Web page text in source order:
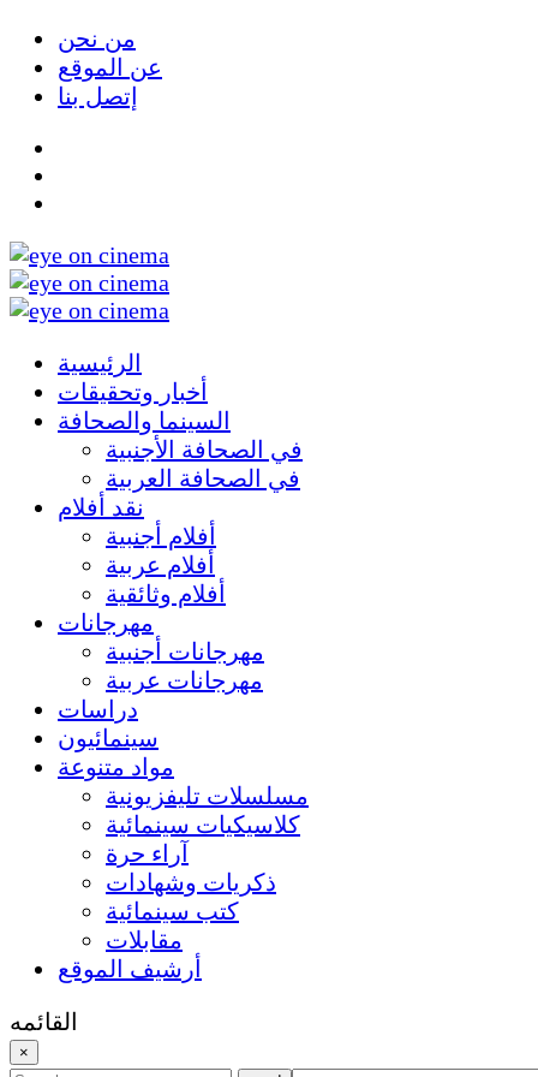
من نحن
عن الموقع
إتصل بنا
الرئيسية
أخبار وتحقيقات
السينما والصحافة
في الصحافة الأجنبية
في الصحافة العربية
نقد أفلام
أفلام أجنبية
أفلام عربية
أفلام وثائقية
مهرجانات
مهرجانات أجنبية
مهرجانات عربية
دراسات
سينمائيون
مواد متنوعة
مسلسلات تليفزيونية
كلاسيكيات سينمائية
آراء حرة
ذكريات وشهادات
كتب سينمائية
مقابلات
أرشيف الموقع
القائمه
×